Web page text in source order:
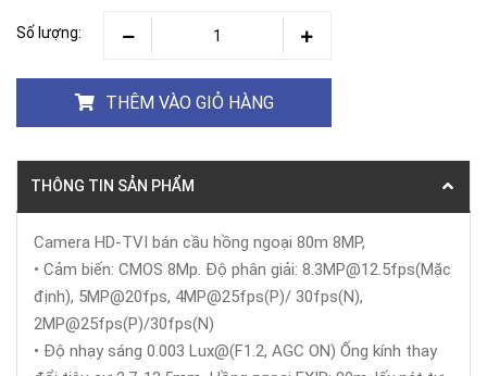
Số lượng:
THÊM VÀO GIỎ HÀNG
THÔNG TIN SẢN PHẨM
Camera HD-TVI bán cầu hồng ngoại 80m 8MP,
• Cảm biến: CMOS 8Mp. Độ phân giải: 8.3MP@12.5fps(Mặc
định), 5MP@20fps, 4MP@25fps(P)/ 30fps(N),
2MP@25fps(P)/30fps(N)
• Độ nhạy sáng 0.003 Lux@(F1.2, AGC ON) Ống kính thay